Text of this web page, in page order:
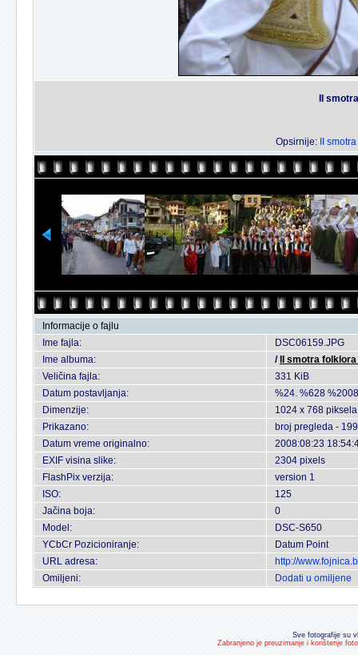
II
Opsirnije: II
Informacije o fajlu
Ime fajla:
DSC06159.JPG
Ime albuma:
/
II smotra
Veličina fajla:
331 KiB
Datum postavljanja:
%24. %628
Dimenzije:
1024 x 768 piksela
Prikazano:
broj pregleda - 199
Datum vreme originalno:
2008:08:23
EXIF visina slike:
2304 pixels
FlashPix verzija:
version 1
ISO:
125
Jačina boja:
0
Model:
DSC-S650
YCbCr Pozicioniranje:
Datum Point
URL adresa:
http://
Omiljeni:
Dodati u omiljene
Sve fotografije su
Zabranjeno je preuzimanje i korištenje